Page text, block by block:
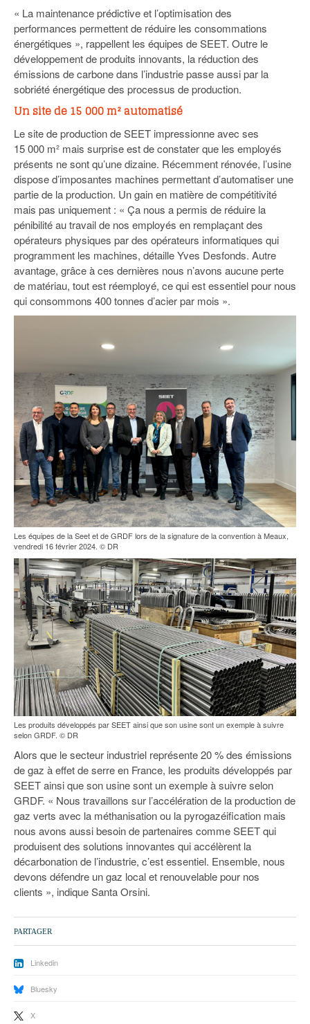
« La maintenance prédictive et l’optimisation des
performances permettent de réduire les consommations
énergétiques », rappellent les équipes de SEET. Outre le
développement de produits innovants, la réduction des
émissions de carbone dans l’industrie passe aussi par la
sobriété énergétique des processus de production.
Un site de 15 000 m² automatisé
Le site de production de SEET impressionne avec ses
15 000 m² mais surprise est de constater que les employés
présents ne sont qu’une dizaine. Récemment rénovée, l’usine
dispose d’imposantes machines permettant d’automatiser une
partie de la production. Un gain en matière de compétitivité
mais pas uniquement : « Ça nous a permis de réduire la
pénibilité au travail de nos employés en remplaçant des
opérateurs physiques par des opérateurs informatiques qui
programment les machines, détaille Yves Desfonds. Autre
avantage, grâce à ces dernières nous n’avons aucune perte
de matériau, tout est réemployé, ce qui est essentiel pour nous
qui consommons 400 tonnes d’acier par mois ».
Les équipes de la Seet et de GRDF lors de la signature de la convention à Meaux,
vendredi 16 février 2024. © DR
Les produits développés par SEET ainsi que son usine sont un exemple à suivre
selon GRDF. © DR
Alors que le secteur industriel représente 20 % des émissions
de gaz à effet de serre en France, les produits développés par
SEET ainsi que son usine sont un exemple à suivre selon
GRDF. « Nous travaillons sur l’accélération de la production de
gaz verts avec la méthanisation ou la pyrogazéification mais
nous avons aussi besoin de partenaires comme SEET qui
produisent des solutions innovantes qui accélèrent la
décarbonation de l’industrie, c’est essentiel. Ensemble, nous
devons défendre un gaz local et renouvelable pour nos
clients », indique Santa Orsini.
PARTAGER
Linkedin
Bluesky
X